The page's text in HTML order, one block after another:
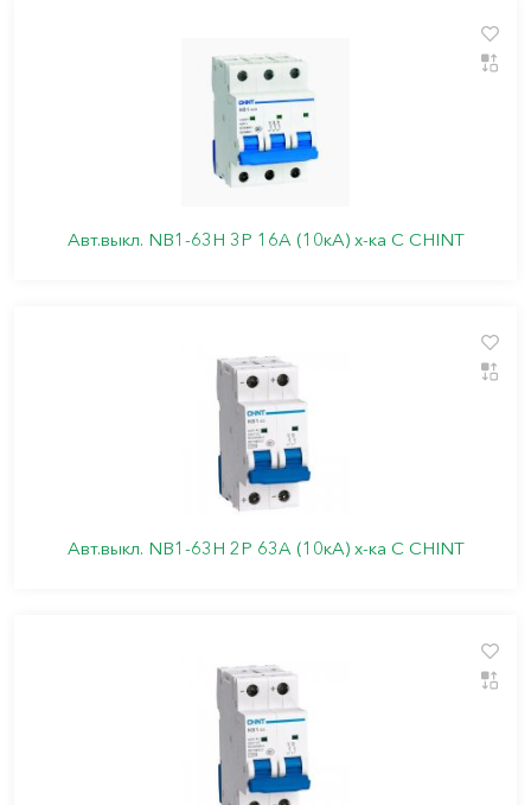
Авт.выкл. NB1-63H 3P 16A (10кА) х-ка C CHINT
Авт.выкл. NB1-63H 2P 63A (10кА) х-ка C CHINT